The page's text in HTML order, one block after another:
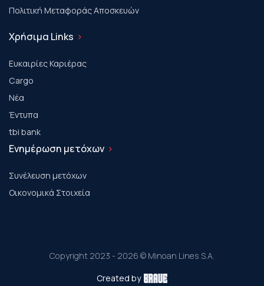
Πολιτική Μεταφοράς Αποσκευών
Χρήσιμα Links
Ευκαιρίες Καριέρας
Cargo
Νέα
Έντυπα
tbi bank
Ενημέρωση μετόχων
Συνέλευση μετόχων
Οικονομικά Στοιχεία
Copyright 2023 - 2026 © Minoan Lines S.A.
Created by